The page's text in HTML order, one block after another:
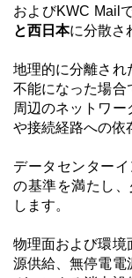
およびKWC Mail
と西日本に分散さ
地理的に分離され
不能になった場合
周辺のネットワ
や接続経路への依
データセンターイ
の基準を満たし
します。
物理面および環境
源供給、無停電電